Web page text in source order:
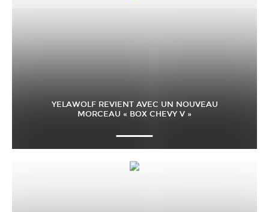
YELAWOLF REVIENT AVEC UN NOUVEAU
MORCEAU « BOX CHEVY V »